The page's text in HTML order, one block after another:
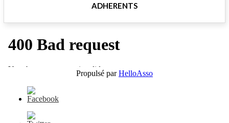
ADHERENTS
Propulsé parHelloAsso